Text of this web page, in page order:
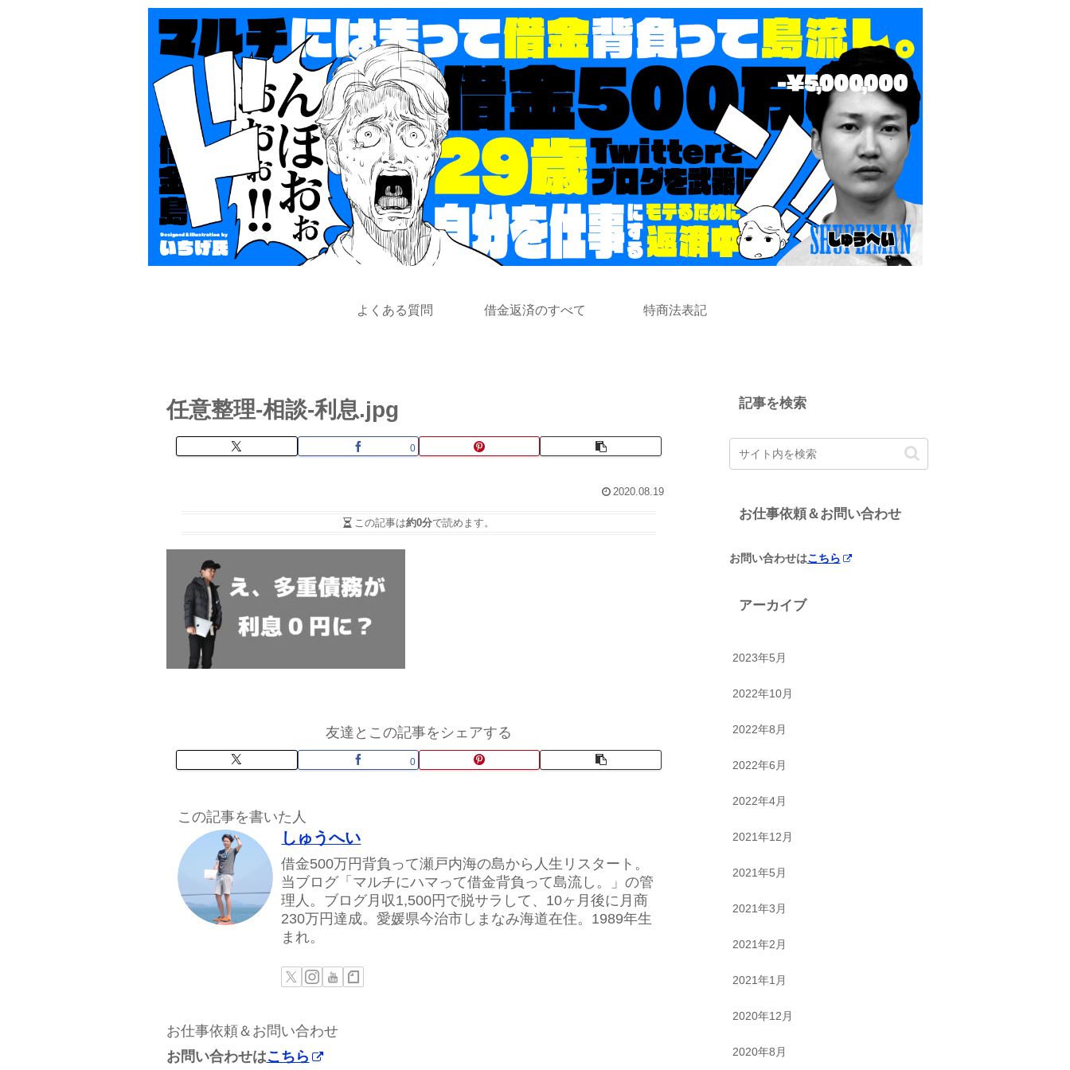
よくある質問 借金返済のすべて 特商法表記
任意整理-相談-利息.jpg
0
2020.08.19
この記事は約0分で読めます。
友達とこの記事をシェアする
0
この記事を書いた人
しゅうへい
借金500万円背負って瀬戸内海の島から人生リスタート。
当ブログ「マルチにハマって借金背負って島流し。」の管
理人。ブログ月収1,500円で脱サラして、10ヶ月後に月商
230万円達成。愛媛県今治市しまなみ海道在住。1989年生
まれ。
お仕事依頼＆お問い合わせ
お問い合わせはこちら
記事を検索
お仕事依頼＆お問い合わせ
お問い合わせはこちら
アーカイブ
2023年5月
2022年10月
2022年8月
2022年6月
2022年4月
2021年12月
2021年5月
2021年3月
2021年2月
2021年1月
2020年12月
2020年8月